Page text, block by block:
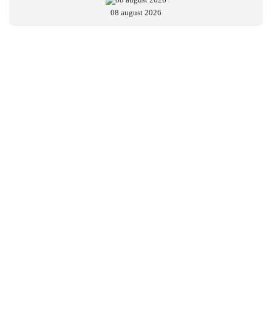
08 august 2026